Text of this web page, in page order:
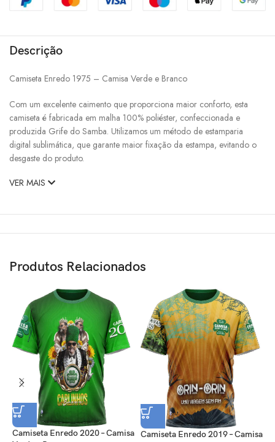
Descrição
Camiseta Enredo 1975 – Camisa Verde e Branco
Com um excelente caimento que proporciona maior conforto, esta
camiseta é fabricada em malha 100% poliéster, confeccionada e
produzida Grife do Samba. Utilizamos um método de estamparia
digital sublimática, que garante maior fixação da estampa, evitando o
desgaste do produto.
VER MAIS
Produtos Relacionados
Camiseta Enredo 2020 – Camisa Camiseta Enredo 2019 – Camisa